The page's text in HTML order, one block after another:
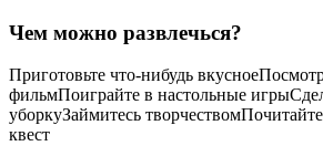
Чем можно развлечься?
Приготовьте что-нибудь
фильмПоиграйте в настольные
уборкуЗаймитесь
квест